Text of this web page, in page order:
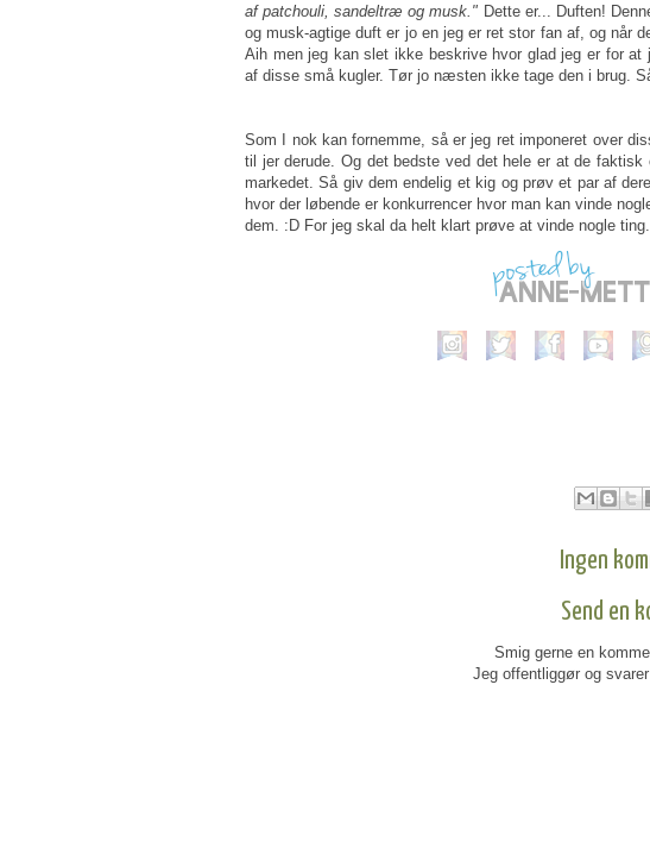
af patchouli, sandeltræ og musk." Dette er... Duften!
og musk-agtige duft er jo en jeg er ret stor fan af, og når
Aih men jeg kan slet ikke beskrive hvor glad jeg er for
af disse små kugler. Tør jo næsten ikke tage den i brug.
Som I nok kan fornemme, så er jeg ret imponeret over
til jer derude. Og det bedste ved det hele er at de
markedet. Så giv dem endelig et kig og prøv et par af
hvor der løbende er konkurrencer hvor man kan vinde
dem. :D For jeg skal da helt klart prøve at vinde nogle
Ingen
Send en
Smig gerne en
Jeg offentliggør og